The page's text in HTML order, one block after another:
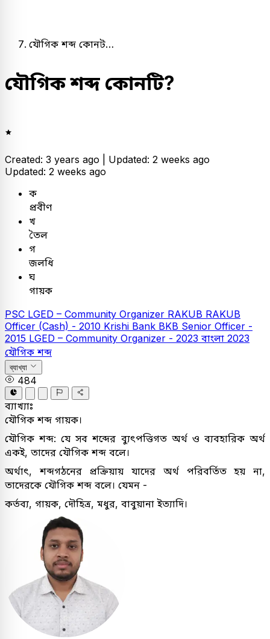
যৌগিক শব্দ কোনট…
যৌগিক শব্দ কোনটি?
Created: 3 years ago | Updated: 2 weeks ago
Updated: 2 weeks ago
ক
প্রবীণ
খ
তৈল
গ
জলধি
ঘ
গায়ক
PSC LGED – Community Organizer RAKUB RAKUB
Officer (Cash) - 2010 Krishi Bank BKB Senior Officer -
2015 LGED – Community Organizer - 2023 বাংলা 2023
যৌগিক শব্দ
ব্যাখ্যা
484
ব্যাখ্যাঃ
যৌগিক শব্দ গায়ক।
যৌগিক শব্দ: যে সব শব্দের ব্যুৎপত্তিগত অর্থ ও ব্যবহারিক অর্থ
একই, তাদের যৌগিক শব্দ বলে।
অর্থাৎ, শব্দগঠনের প্রক্রিয়ায় যাদের অর্থ পরিবর্তিত হয় না,
তাদেরকে যৌগিক শব্দ বলে। যেমন -
কর্তব্য, গায়ক, দৌহিত্র, মধুর, বাবুয়ানা ইত্যাদি।